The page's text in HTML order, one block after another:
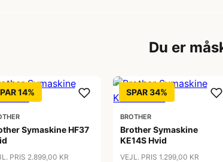
Du er
14%
Symaskine HF37
PRIS 2.899,00 KR
SPAR 34%
BROTHER
Brother Symaskine
KE14S Hvid
VEJL. PRIS 1.299,00 KR